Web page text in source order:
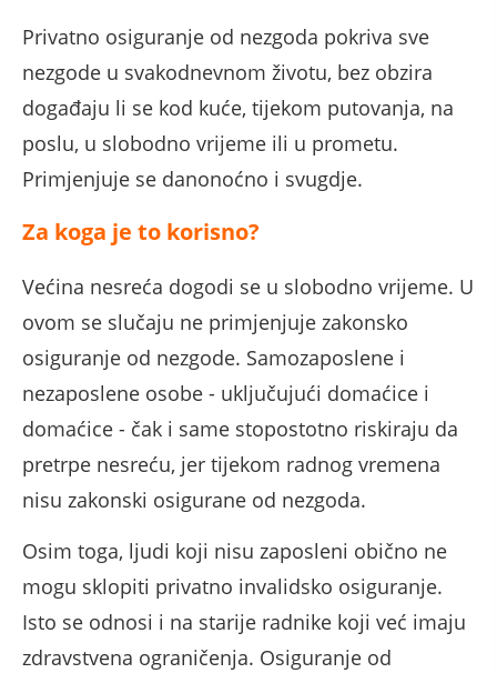
Privatno osiguranje od nezgoda pokriva sve
nezgode u svakodnevnom životu, bez obzira
događaju li se kod kuće, tijekom putovanja, na
poslu, u slobodno vrijeme ili u prometu.
Primjenjuje se danonoćno i svugdje.
Za koga je to korisno?
Većina nesreća dogodi se u slobodno vrijeme. U
ovom se slučaju ne primjenjuje zakonsko
osiguranje od nezgode. Samozaposlene i
nezaposlene osobe - uključujući domaćice i
domaćice - čak i same stopostotno riskiraju da
pretrpe nesreću, jer tijekom radnog vremena
nisu zakonski osigurane od nezgoda.
Osim toga, ljudi koji nisu zaposleni obično ne
mogu sklopiti privatno invalidsko osiguranje.
Isto se odnosi i na starije radnike koji već imaju
zdravstvena ograničenja. Osiguranje od